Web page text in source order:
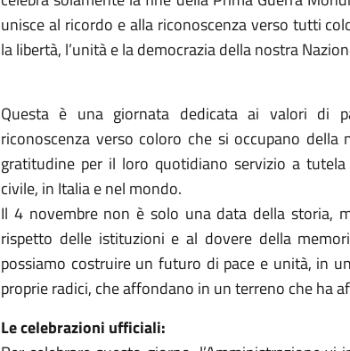
unisce al ricordo e alla riconoscenza verso tutti
la libertà, l’unità e la democrazia della nostra
Questa è una giornata dedicata ai valori di
riconoscenza verso coloro che si occupano
gratitudine per il loro quotidiano servizio a
civile, in Italia e nel mondo.
Il 4 novembre non è solo una data della storia,
rispetto delle istituzioni e al dovere della
possiamo costruire un futuro di pace e unità, in
proprie radici, che affondano in un terreno che ha
Le celebrazioni ufficiali: